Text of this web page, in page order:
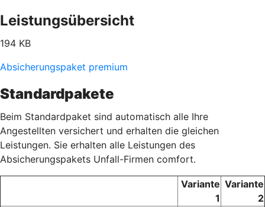
Leistungsübersicht
194 KB
Absicherungspaket premium
Standardpakete
Beim Standardpaket sind automatisch alle Ihre
Angestellten versichert und erhalten die gleichen
Leistungen. Sie erhalten alle Leistungen des
Absicherungspakets Unfall-Firmen comfort.
Variante
1
Variante
2